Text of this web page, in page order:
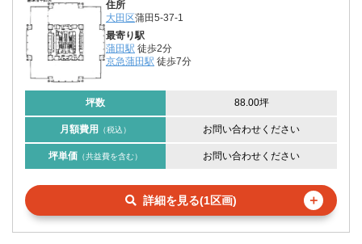
住所
大田区蒲田5-37-1
最寄り駅
蒲田駅 徒歩2分
京急蒲田駅 徒歩7分
坪数 88.00坪
月額費用 （税込） お問い合わせください
坪単価 （共益費を含む） お問い合わせください
詳細を見る(1区画) ＋